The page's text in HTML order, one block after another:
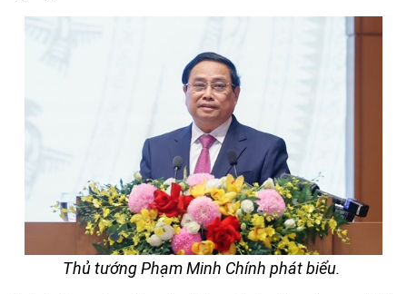
Thủ tướng Phạm Minh Chính phát biểu.